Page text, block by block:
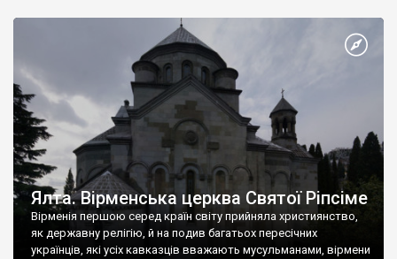
Херсонесі Володимир-язичник, став Василем-християнином.
А потім було Хрещення Русі. На честь Херсонесу Таврійського
Ялта. Вірменська церква Святої Ріпсіме
Вірменія першою серед країн світу прийняла християнство,
як державну релігію, й на подив багатьох пересічних
українців, які усіх кавказців вважають мусульманами, вірмени